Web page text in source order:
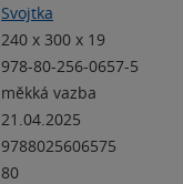
Svojtka
240 x 300 x 19
978-80-256-0657-5
měkká vazba
21.04.2025
9788025606575
80